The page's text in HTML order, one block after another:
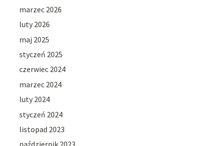
marzec 2026
luty 2026
maj 2025
styczeń 2025
czerwiec 2024
marzec 2024
luty 2024
styczeń 2024
listopad 2023